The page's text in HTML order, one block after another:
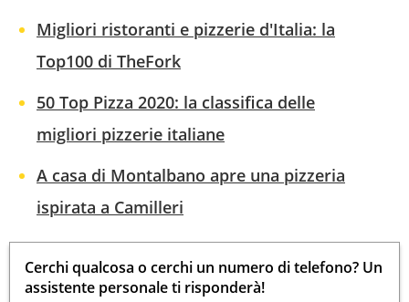
Migliori ristoranti e pizzerie d'Italia: la
Top100 di TheFork
50 Top Pizza 2020: la classifica delle
migliori pizzerie italiane
A casa di Montalbano apre una pizzeria
ispirata a Camilleri
Cerchi qualcosa o cerchi un numero di telefono? Un
assistente personale ti risponderà!